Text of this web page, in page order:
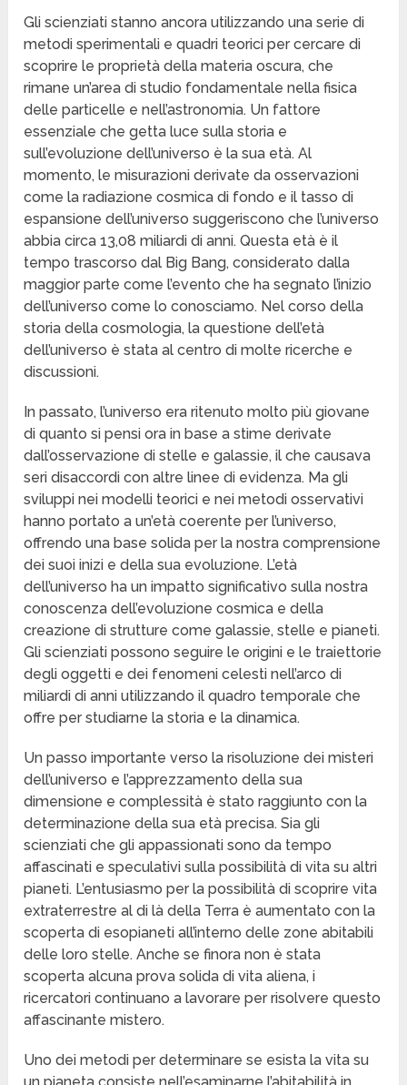
Gli scienziati stanno ancora utilizzando una serie di
metodi sperimentali e quadri teorici per cercare di
scoprire le proprietà della materia oscura, che
rimane un’area di studio fondamentale nella fisica
delle particelle e nell’astronomia. Un fattore
essenziale che getta luce sulla storia e
sull’evoluzione dell’universo è la sua età. Al
momento, le misurazioni derivate da osservazioni
come la radiazione cosmica di fondo e il tasso di
espansione dell’universo suggeriscono che l’universo
abbia circa 13,08 miliardi di anni. Questa età è il
tempo trascorso dal Big Bang, considerato dalla
maggior parte come l’evento che ha segnato l’inizio
dell’universo come lo conosciamo. Nel corso della
storia della cosmologia, la questione dell’età
dell’universo è stata al centro di molte ricerche e
discussioni.
In passato, l’universo era ritenuto molto più giovane
di quanto si pensi ora in base a stime derivate
dall’osservazione di stelle e galassie, il che causava
seri disaccordi con altre linee di evidenza. Ma gli
sviluppi nei modelli teorici e nei metodi osservativi
hanno portato a un’età coerente per l’universo,
offrendo una base solida per la nostra comprensione
dei suoi inizi e della sua evoluzione. L’età
dell’universo ha un impatto significativo sulla nostra
conoscenza dell’evoluzione cosmica e della
creazione di strutture come galassie, stelle e pianeti.
Gli scienziati possono seguire le origini e le traiettorie
degli oggetti e dei fenomeni celesti nell’arco di
miliardi di anni utilizzando il quadro temporale che
offre per studiarne la storia e la dinamica.
Un passo importante verso la risoluzione dei misteri
dell’universo e l’apprezzamento della sua
dimensione e complessità è stato raggiunto con la
determinazione della sua età precisa. Sia gli
scienziati che gli appassionati sono da tempo
affascinati e speculativi sulla possibilità di vita su altri
pianeti. L’entusiasmo per la possibilità di scoprire vita
extraterrestre al di là della Terra è aumentato con la
scoperta di esopianeti all’interno delle zone abitabili
delle loro stelle. Anche se finora non è stata
scoperta alcuna prova solida di vita aliena, i
ricercatori continuano a lavorare per risolvere questo
affascinante mistero.
Uno dei metodi per determinare se esista la vita su